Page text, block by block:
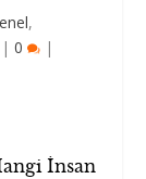
,
|0 |
İnsan